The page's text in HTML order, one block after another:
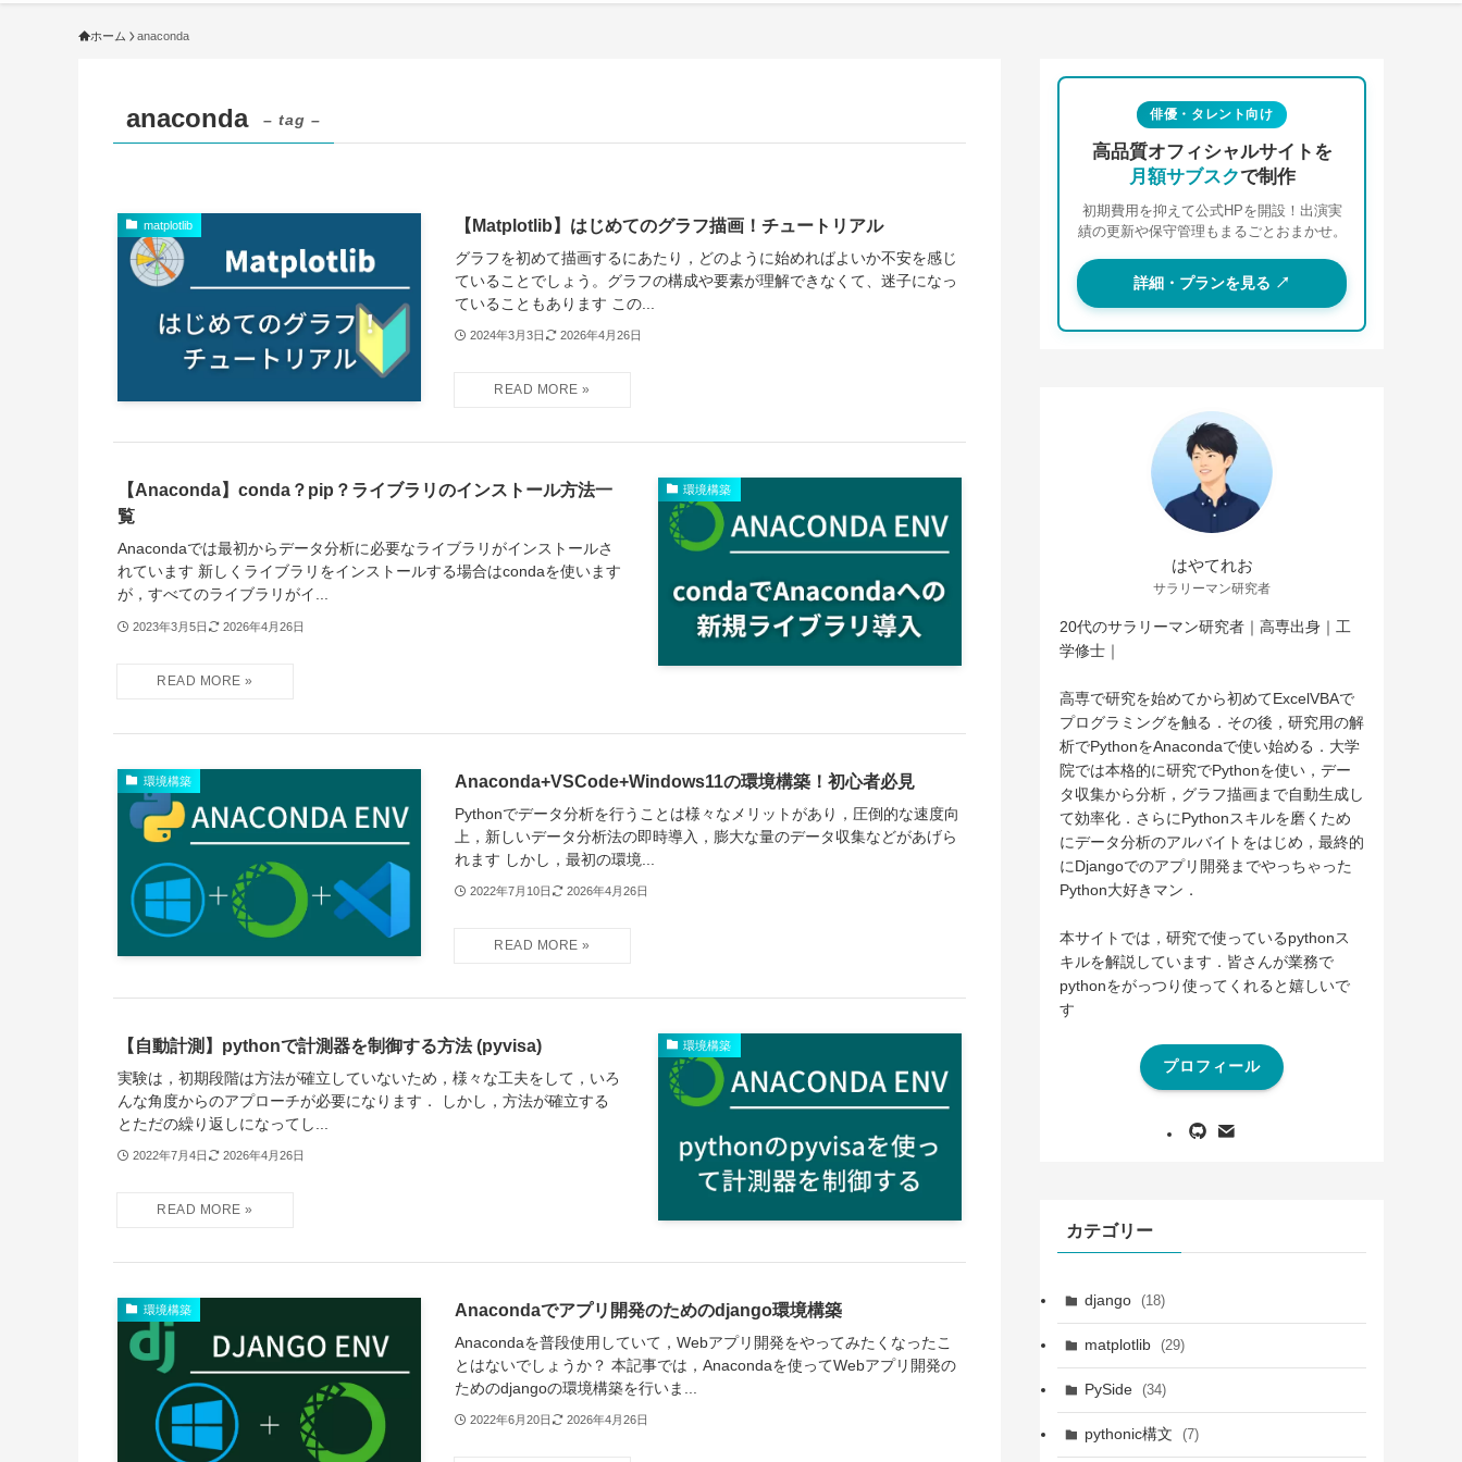
ホーム anaconda
anaconda – tag –
matplotlib 【Matplotlib】はじめてのグラフ描画！チュートリアル
グラフを初めて描画するにあたり，どのように始めればよいか不安を感じ
ていることでしょう。グラフの構成や要素が理解できなくて、迷子になっ
ていることもあります この...
2024年3月3日 2026年4月26日
環境構築
【Anaconda】conda？pip？ライブラリのインストール方法一
覧
Anacondaでは最初からデータ分析に必要なライブラリがインストールさ
れています 新しくライブラリをインストールする場合はcondaを使います
が，すべてのライブラリがイ...
2023年3月5日 2026年4月26日
環境構築 Anaconda+VSCode+Windows11の環境構築！初心者必見
Pythonでデータ分析を行うことは様々なメリットがあり，圧倒的な速度向
上，新しいデータ分析法の即時導入，膨大な量のデータ収集などがあげら
れます しかし，最初の環境...
2022年7月10日 2026年4月26日
環境構築
【自動計測】pythonで計測器を制御する方法 (pyvisa)
実験は，初期段階は方法が確立していないため，様々な工夫をして，いろ
んな角度からのアプローチが必要になります． しかし，方法が確立する
とただの繰り返しになってし...
2022年7月4日 2026年4月26日
環境構築 Anacondaでアプリ開発のためのdjango環境構築
Anacondaを普段使用していて，Webアプリ開発をやってみたくなったこ
とはないでしょうか？ 本記事では，Anacondaを使ってWebアプリ開発の
ためのdjangoの環境構築を行いま...
2022年6月20日 2026年4月26日
俳優・タレント向け
高品質オフィシャルサイトを
月額サブスクで制作
初期費用を抑えて公式HPを開設！出演実
績の更新や保守管理もまるごとおまかせ。
詳細・プランを見る ↗
はやてれお
サラリーマン研究者
20代のサラリーマン研究者｜高専出身｜工
学修士｜
高専で研究を始めてから初めてExcelVBAで
プログラミングを触る．その後，研究用の解
析でPythonをAnacondaで使い始める．大学
院では本格的に研究でPythonを使い，デー
タ収集から分析，グラフ描画まで自動生成し
て効率化．さらにPythonスキルを磨くため
にデータ分析のアルバイトをはじめ，最終的
にDjangoでのアプリ開発までやっちゃった
Python大好きマン．
本サイトでは，研究で使っているpythonス
キルを解説しています．皆さんが業務で
pythonをがっつり使ってくれると嬉しいで
す
プロフィール
カテゴリー
django (18)
matplotlib (29)
PySide (34)
pythonic構文 (7)